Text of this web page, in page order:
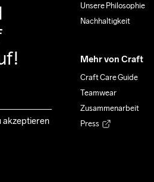
akzeptieren
Unsere Philosophie
Nachhaltigkeit
Mehr von Craft
Craft Care Guide
Teamwear
Zusammenarbeit
Press